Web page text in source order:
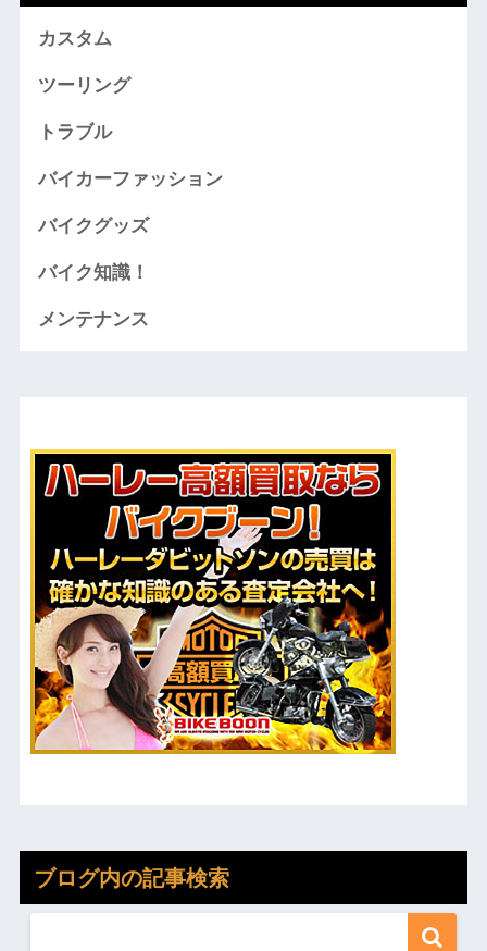
カスタム
ツーリング
トラブル
バイカーファッション
バイクグッズ
バイク知識！
メンテナンス
ブログ内の記事検索